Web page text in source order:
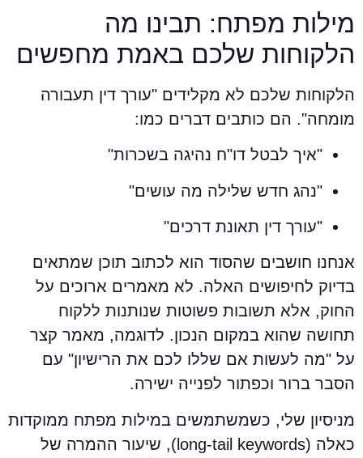
מילות מפתח: תבינו מה
הלקוחות שלכם באמת מחפשים
הלקוחות שלכם לא מקלידים "עורך דין תעבורה
מומחה". הם כותבים דברים כמו:
"איך לבטל דו"ח נהיגה בשכרות"
"נהג חדש שלילה מה עושים"
"עורך דין תאונת דרכים"
אנחנו חושבים שהסוד הוא לכתוב תוכן שמתאים
בדיוק לחיפושים האלה. לא מאמרים ארוכים על
החוק, אלא תשובות פשוטות שנותנות ללקוח
תחושה שהוא במקום הנכון. לדוגמה, מאמר קצר
על "מה לעשות אם שללו לכם את הרישיון" עם
הסבר ברור וכפתור לפנייה ישירה.
מניסיון שלי, כשמשתמשים במילות מפתח ממוקדות
כאלה (long-tail keywords), שיעור ההמרה של